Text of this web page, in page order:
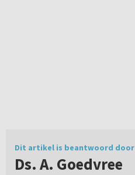
Dit artikel is beantwoord door
Ds. A. Goedvree